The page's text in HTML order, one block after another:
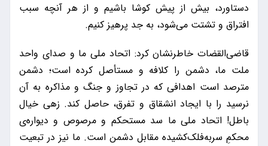
دستاورد، بیش از پیش کوشا باشیم و از هر آنچه سبب
افتراق و تشتت می‌شود، به جد پرهیز کنیم.
قاضی‌القضات خاطرنشان کرد: اتحاد ملی ما و صدای واحد
ملت ما، دشمن را کلافه و مستأصل کرده است؛ دشمن
مترصد است اهدافی که در تجاوز و جنگ و مذاکره به آن
نرسید را با ایجاد انشقاق و تفرق، حاصل کند. زهی خیال
باطل! اتحاد ملی ما سد مستحکم و مرصوص و دیواره‌ی
محکمِ سربه‌فلک‌کشیده مقابل دشمن است. ما نیز در تبعیت